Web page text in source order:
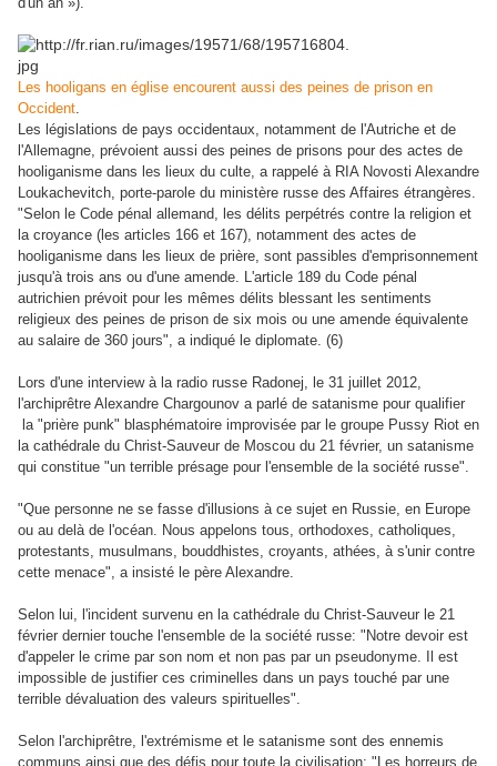
Les hooligans en église encourent aussi des peines de prison en
Occident.
Les législations de pays occidentaux, notamment de l'Autriche et de
l'Allemagne, prévoient aussi des peines de prisons pour des actes de
hooliganisme dans les lieux du culte, a rappelé à RIA Novosti Alexandre
Loukachevitch, porte-parole du ministère russe des Affaires étrangères.
"Selon le Code pénal allemand, les délits perpétrés contre la religion et
la croyance (les articles 166 et 167), notamment des actes de
hooliganisme dans les lieux de prière, sont passibles d'emprisonnement
jusqu'à trois ans ou d'une amende. L'article 189 du Code pénal
autrichien prévoit pour les mêmes délits blessant les sentiments
religieux des peines de prison de six mois ou une amende équivalente
au salaire de 360 jours", a indiqué le diplomate. (6)
Lors d'une interview à la radio russe Radonej, le 31 juillet 2012,
l'archiprêtre Alexandre Chargounov a parlé de satanisme pour qualifier
la "prière punk" blasphématoire improvisée par le groupe Pussy Riot en
la cathédrale du Christ-Sauveur de Moscou du 21 février, un satanisme
qui constitue "un terrible présage pour l'ensemble de la société russe".
"Que personne ne se fasse d'illusions à ce sujet en Russie, en Europe
ou au delà de l'océan. Nous appelons tous, orthodoxes, catholiques,
protestants, musulmans, bouddhistes, croyants, athées, à s'unir contre
cette menace", a insisté le père Alexandre.
Selon lui, l'incident survenu en la cathédrale du Christ-Sauveur le 21
février dernier touche l'ensemble de la société russe: "Notre devoir est
d'appeler le crime par son nom et non pas par un pseudonyme. Il est
impossible de justifier ces criminelles dans un pays touché par une
terrible dévaluation des valeurs spirituelles".
Selon l'archiprêtre, l'extrémisme et le satanisme sont des ennemis
communs ainsi que des défis pour toute la civilisation: "Les horreurs de